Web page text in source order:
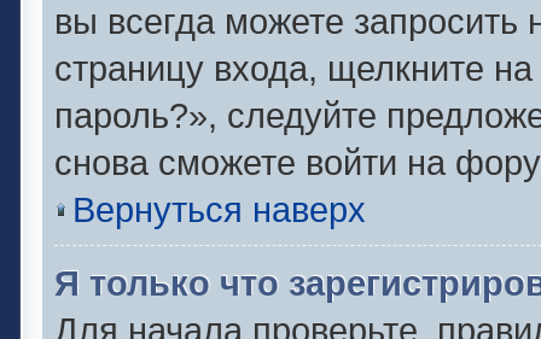
вы всегда можете запросить
страницу входа, щелкните
пароль?», следуйте
снова сможете войти на
Вернуться наверх
Я только что
Для начала проверьте,